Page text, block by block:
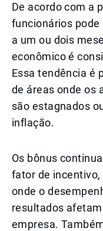
De acordo com a
funcionários
a um ou dois
econômico é
Essa tendência é
de áreas onde os
são estagnados
inflação.
Os bônus
fator de
onde o
resultados
empresa.